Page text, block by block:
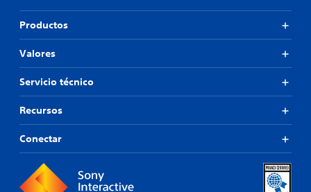
Productos
Valores
Servicio técnico
Recursos
Conectar